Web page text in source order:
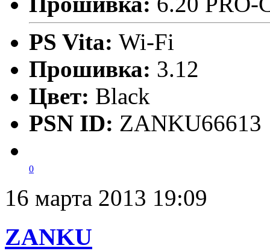
PS Vita: Wi-Fi
Прошивка: 3.12
Цвет: Black
PSN ID: ZANKU66613
0
16 марта 2013 19:09
ZANKU